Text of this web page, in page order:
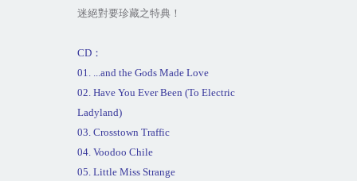
迷絕對要珍藏之特典！
CD：
01. ...and the Gods Made Love
02. Have You Ever Been (To Electric
Ladyland)
03. Crosstown Traffic
04. Voodoo Chile
05. Little Miss Strange